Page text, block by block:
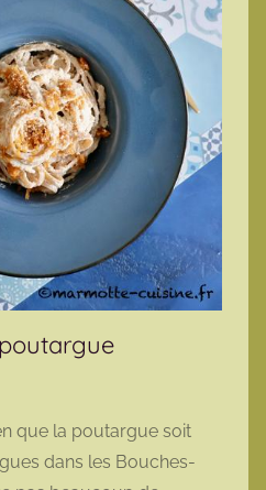
que la poutargue soit
dans les Bouches-